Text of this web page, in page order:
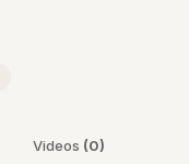
Videos (0)